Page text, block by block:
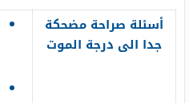
أسئلة صراحة مضحكة
جدا الى درجة الموت